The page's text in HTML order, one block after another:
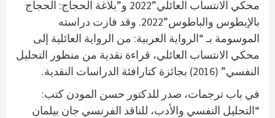
محكي الانتساب العائلي”2022 و”بلاغة الحجاج: الحجاج
بالإيطوس والباطوس”2022. وقد فازت دراسته
الموسومة بـ “الرواية العربية: من الرواية العائلية إلى
محكي الانتساب العائلي، قراءة نقدية من منظور التحليل
النفسي” (2016) بجائزة كتارافئة الدراسات النقدية.
في باب ترجمات، صدر للدكتور حسن المودن كتب:
“التحليل النفسي والأدب، للناقد الفرنسي جان بيلمان